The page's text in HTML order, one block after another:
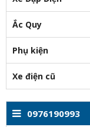
Ắc Quy
Phụ kiện
Xe điện cũ
0976190993